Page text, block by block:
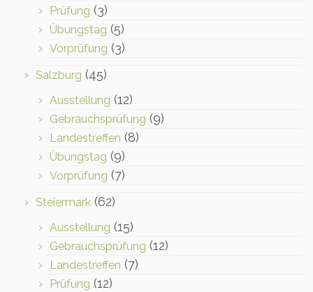
Prüfung (3)
Übungstag (5)
Vorprüfung (3)
Salzburg (45)
Ausstellung (12)
Gebrauchsprüfung (9)
Landestreffen (8)
Übungstag (9)
Vorprüfung (7)
Steiermark (62)
Ausstellung (15)
Gebrauchsprüfung (12)
Landestreffen (7)
Prüfung (12)